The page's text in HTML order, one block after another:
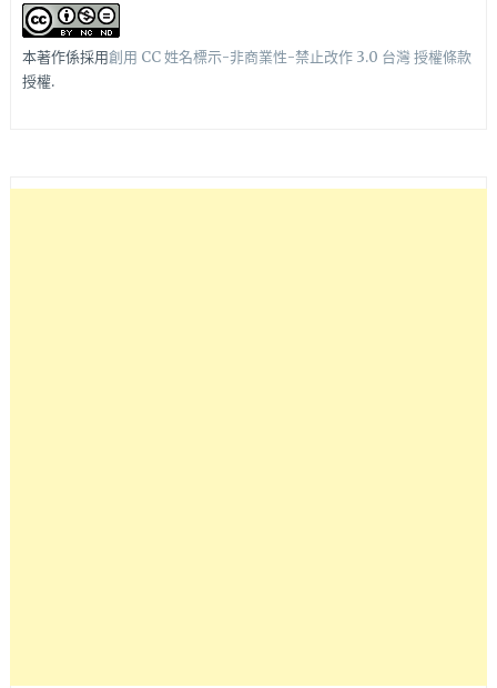
本著作係採用創用 CC 姓名標示-非商業性-禁止改作 3.0 台灣 授權條款
授權.